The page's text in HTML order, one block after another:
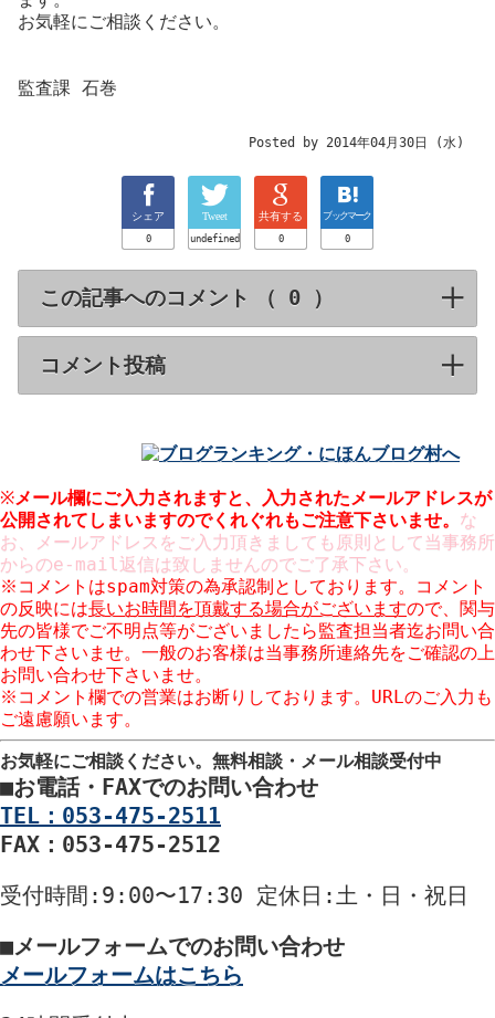
お気軽にご相談ください。
監査課 石巻
Posted by 2014年04月30日 (水)
シェア
0
Tweet
undefined
共有する
0
ブックマーク
0
この記事へのコメント （ ） click to
コメント投稿click to expand contents
※メール欄にご入力されますと、入力された メールアドレスが
公開 されてしまいますのでくれぐれもご注意下さいませ。 な
お、メールアドレスをご入力頂きましても原則として当事務所
からのe-mail返信は致しませんのでご了承下さい。
※コメントはspam対策の為承認制としております。コメント
の反映には長いお時間を頂戴する場合がございますので、関与
先の皆様でご不明点等がございましたら監査担当者迄お問い合
わせ下さいませ。一般のお客様は当事務所連絡先をご確認の上
お問い合わせ下さいませ。
※コメント欄での営業はお断りしております。URLのご入力も
ご遠慮願います。
お気軽にご相談ください。 無料相談・メール相談受付中
■お電話・FAXでのお問い合わせ
TEL：053-475-2511
FAX：053-475-2512
受付時間 :9:00〜17:30 定休日 :土・日・祝日
■メールフォームでのお問い合わせ
メールフォームはこちら